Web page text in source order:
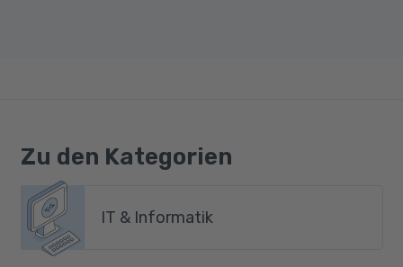
Zu den Kategorien
IT & Informatik